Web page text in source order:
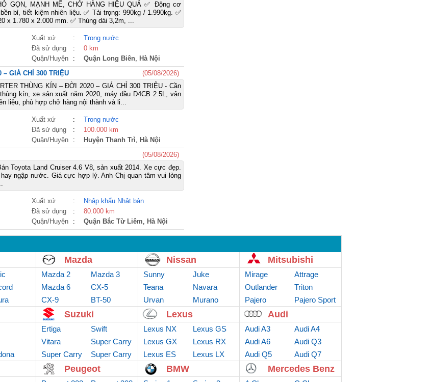
GỌN, MẠNH MẼ, CHỞ HÀNG HIỆU QUẢ ✅ Động cơ
bỉ, tiết kiệm nhiên liệu. ✅ Tải trọng: 990kg / 1.990kg. ✅
x 1.780 x 2.000 mm. ✅ Thùng dài 3,2m, ...
Xuất xứ :
Trong nước
Đã sử dụng :
0 km
Quận/Huyện : Quận Long Biên, Hà Nội
– GIÁ CHỈ 300 TRIỆU
(05/08/2026)
THÙNG KÍN – ĐỜI 2020 – GIÁ CHỈ 300 TRIỆU - Cần
kín, xe sản xuất năm 2020, máy dầu D4CB 2.5L, vận
liệu, phù hợp chở hàng nội thành và li...
Xuất xứ :
Trong nước
Đã sử dụng :
100.000 km
Quận/Huyện : Huyện Thanh Trì, Hà Nội
(05/08/2026)
Toyota Land Cruiser 4.6 V8, sản xuất 2014. Xe cực đẹp.
ngập nước. Giá cực hợp lý. Anh Chị quan tâm vui lòng
Xuất xứ :
Nhập khẩu Nhật bản
Đã sử dụng :
80.000 km
Quận/Huyện : Quận Bắc Từ Liêm, Hà Nội
Mazda
Mazda 2
Mazda 3
Mazda 6
CX-5
CX-9
BT-50
Nissan
Sunny
Juke
Teana
Navara
Urvan
Murano
Mitsubishi
Mirage
Attrage
Outlander
Sport
Triton
Pajero
Pajero Sport
Suzuki
Ertiga
Swift
Vitara
Super Carry
Van
Super Carry
truck
Super Carry
Pro
Lexus
Lexus NX
Lexus GS
Lexus GX
Lexus RX
Lexus ES
Lexus LX
Audi
Audi A3
Audi A4
Audi A6
Audi Q3
Audi Q5
Audi Q7
Peugeot BMW Mercedes Benz